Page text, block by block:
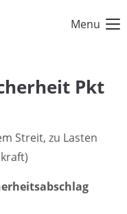
Menu
Pkt
Streit, zu Lasten